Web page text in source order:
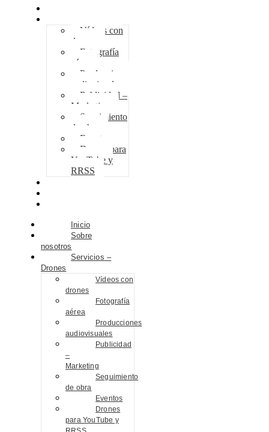
Vídeos con
drones
Fotografía
aérea
Producciones
audiovisuales
Publicidad –
Marketing
Seguimiento
de obra
Eventos
Drones para
YouTube y
RRSS
Inicio
Sobre
nosotros
Servicios –
Drones
Vídeos con
drones
Fotografía
aérea
Producciones
audiovisuales
Publicidad
–
Marketing
Seguimiento
de obra
Eventos
Drones
para YouTube y